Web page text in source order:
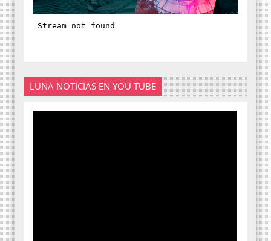
LUNA NOTICIAS EN YOU TUBE